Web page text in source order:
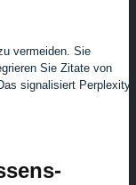
vermeiden. Sie
Sie Zitate von
signalisiert Perplexity: